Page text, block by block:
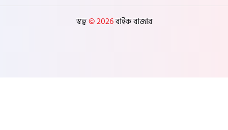
স্বত্ব© 2026বাইক বাজার